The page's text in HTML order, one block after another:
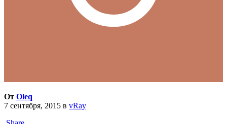
От Oleq
7 сентября, 2015 в vRay